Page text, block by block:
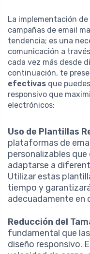
La implementación
campañas de email
tendencia; es una
comunicación a
cada vez más desde
continuación, te
efectivas que
responsivo que
electrónicos:
Uso de Plantillas
plataformas de
personalizables
adaptarse a
Utilizar estas
tiempo y
adecuadamente en
Reducción del
fundamental que
diseño responsivo.